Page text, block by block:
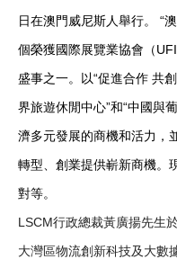
日在澳門威尼斯人舉行。 “
個榮獲國際展覽業協會（
盛事之一。以“促進合作 共
界旅遊休閒中心”和“中國與
濟多元發展的商機和活力，
轉型、創業提供嶄新商機。
對等。
LSCM行政總裁黃廣揚先生
大灣區物流創新科技及大數